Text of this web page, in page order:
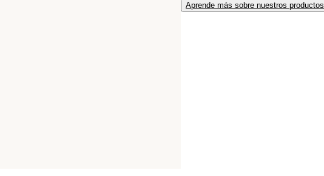
Aprende más sobre nuestros productos